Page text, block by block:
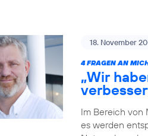
18. November
4 FRAGEN AN
„Wir
Im Bereich von
es werden